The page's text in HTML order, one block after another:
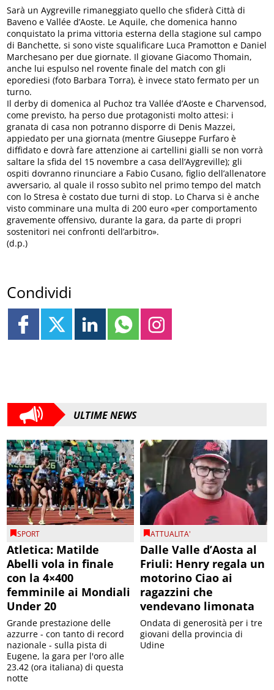
Sarà un Aygreville rimaneggiato quello che sfiderà Città di
Baveno e Vallée d’Aoste. Le Aquile, che domenica hanno
conquistato la prima vittoria esterna della stagione sul campo
di Banchette, si sono viste squalificare Luca Pramotton e Daniel
Marchesano per due giornate. Il giovane Giacomo Thomain,
anche lui espulso nel rovente finale del match con gli
eporediesi (foto Barbara Torra), è invece stato fermato per un
turno.
Il derby di domenica al Puchoz tra Vallée d’Aoste e Charvensod,
come previsto, ha perso due protagonisti molto attesi: i
granata di casa non potranno disporre di Denis Mazzei,
appiedato per una giornata (mentre Giuseppe Furfaro è
diffidato e dovrà fare attenzione ai cartellini gialli se non vorrà
saltare la sfida del 15 novembre a casa dell’Aygreville); gli
ospiti dovranno rinunciare a Fabio Cusano, figlio dell’allenatore
avversario, al quale il rosso subìto nel primo tempo del match
con lo Stresa è costato due turni di stop. Lo Charva si è anche
visto comminare una multa di 200 euro «per comportamento
gravemente offensivo, durante la gara, da parte di propri
sostenitori nei confronti dell’arbitro».
(d.p.)
Condividi
ULTIME NEWS
SPORT
Atletica: Matilde
Abelli vola in finale
con la 4×400
femminile ai Mondiali
Under 20
Grande prestazione delle
azzurre - con tanto di record
nazionale - sulla pista di
Eugene, la gara per l'oro alle
23.42 (ora italiana) di questa
notte
ATTUALITA'
Dalle Valle d’Aosta al
Friuli: Henry regala un
motorino Ciao ai
ragazzini che
vendevano limonata
Ondata di generosità per i tre
giovani della provincia di
Udine